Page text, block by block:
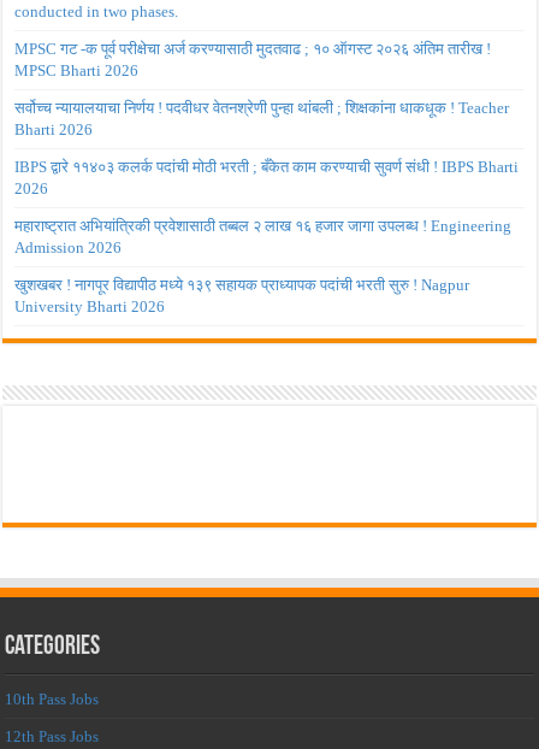
conducted in two phases.
MPSC गट -क पूर्व परीक्षेचा अर्ज करण्यासाठी मुदतवाढ ; १० ऑगस्ट २०२६ अंतिम तारीख !
MPSC Bharti 2026
सर्वोच्च न्यायालयाचा निर्णय ! पदवीधर वेतनश्रेणी पुन्हा थांबली ; शिक्षकांना धाकधूक ! Teacher
Bharti 2026
IBPS द्वारे ११४०३ कलर्क पदांची मोठी भरती ; बँकेत काम करण्याची सुवर्ण संधी ! IBPS Bharti
2026
महाराष्ट्रात अभियांत्रिकी प्रवेशासाठी तब्बल २ लाख १६ हजार जागा उपलब्ध ! Engineering
Admission 2026
खुशखबर ! नागपूर विद्यापीठ मध्ये १३९ सहायक प्राध्यापक पदांची भरती सुरु ! Nagpur
University Bharti 2026
Categories
10th Pass Jobs
12th Pass Jobs